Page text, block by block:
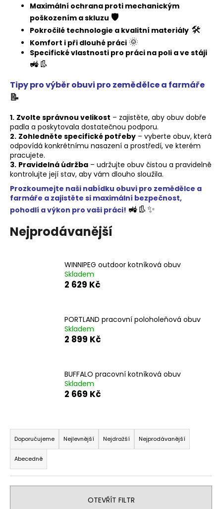
Maximální ochrana proti mechanickým
poškozením a skluzu 🛡️
Pokročilé technologie a kvalitní materiály 🛠️
Komfort i při dlouhé práci 🌞
Specifické vlastnosti pro práci na poli a ve stáji
🚜👢
Tipy pro výběr obuvi pro zemědělce a farmáře
📝
1. Zvolte správnou velikost – zajistěte, aby obuv dobře
padla a poskytovala dostatečnou podporu.
2. Zohledněte specifické potřeby – vyberte obuv, která
odpovídá konkrétnímu nasazení a prostředí, ve kterém
pracujete.
3. Pravidelná údržba – udržujte obuv čistou a pravidelně
kontrolujte její stav, aby vám dlouho sloužila.
Prozkoumejte naši nabídku obuvi pro zemědělce a
farmáře a zajistěte si maximální bezpečnost,
pohodlí a výkon pro vaši práci! 🚜👢✨
Nejprodávanější
WINNIPEG outdoor kotníková obuv
Skladem
2 629 Kč
PORTLAND pracovní poloholeňová obuv
Skladem
2 899 Kč
BUFFALO pracovní kotníková obuv
Skladem
2 669 Kč
Ř
a
z
e
n
Doporučujeme Nejlevnější Nejdražší Nejprodávanější
Abecedně
OTEVŘÍT FILTR
HLEDAT
o
p
r
u
č
u
j
e
m
e
MEMPHIS
PRACOVNÍ
SANDÁL